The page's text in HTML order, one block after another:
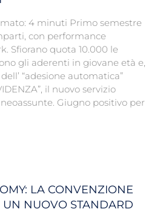
4 minuti Primo semestre
con performance
Sfiorano quota 10.000 le
gli aderenti in giovane età e,
“adesione automatica”
il nuovo servizio
Giugno positivo per
LA CONVENZIONE
UN NUOVO STANDARD